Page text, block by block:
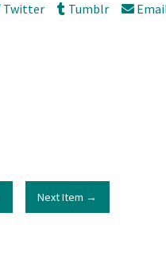
Twitter Tumblr
Next Item →